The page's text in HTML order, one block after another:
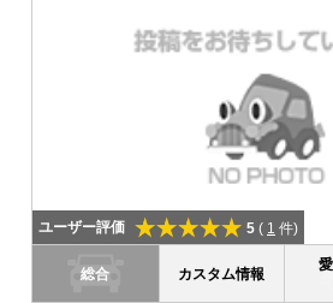
ユーザー評価 5 ( 1 件)
総合 カスタム情報